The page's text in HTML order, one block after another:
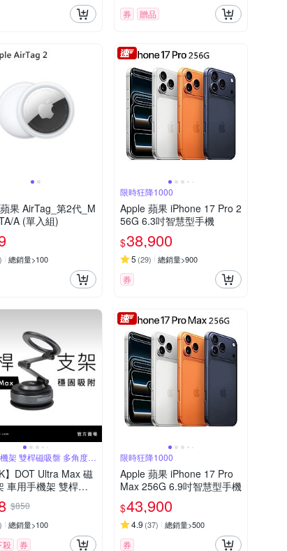
券 贈品
果 AirTag_第2代_M
FE94TA/A (單入組)
) 總銷量>100
限時狂降1000
Apple 蘋果 iPhone 17 Pro 2
56G 6.3吋智慧型手機
$38,900
5 (29) 總銷量>900
券
架 雙桿磁吸盤 多角度支
】DOT Ultra Max 磁
用手機架 雙桿磁
角度支架
$850
) 總銷量>100
殺 券
限時狂降1000
Apple 蘋果 iPhone 17 Pro
Max 256G 6.9吋智慧型手機
$43,900
4.9 (37) 總銷量>500
券